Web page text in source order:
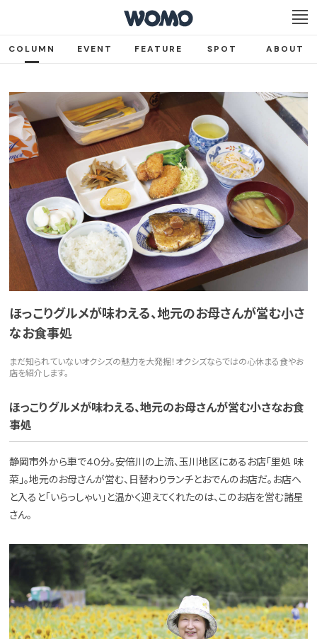
COLUMN EVENT FEATURE SPOT ABOUT
ほっこりグルメが味わえる、地元のお母さんが営む小さ
なお食事処
まだ知られていないオクシズの魅力を大発掘！オクシズならではの心休まる食やお
店を紹介します。
ほっこりグルメが味わえる、地元のお母さんが営む小さなお食
事処
静岡市外から車で40分。安倍川の上流、玉川地区にあるお店「里処 味
菜」。地元のお母さんが営む、日替わりランチとおでんのお店だ。お店へ
と入ると「いらっしゃい」と温かく迎えてくれたのは、このお店を営む諸星
さん。